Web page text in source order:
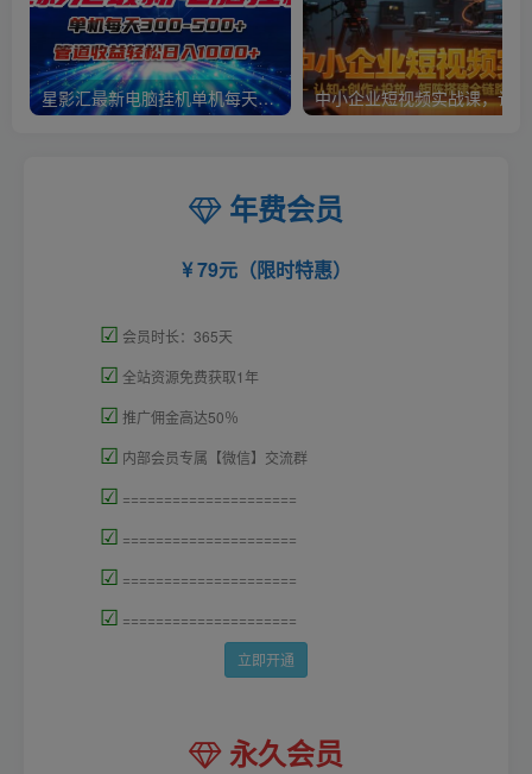
星影汇最新电脑挂机单机每天300+团队管道收益轻松日入1000+
年费会员
79元（限时特惠）
☑ 会员时长：365天
☑ 全站资源免费获取1年
☑ 推广佣金高达50％
☑ 内部会员专属【微信】交流群
☑ =====================
☑ =====================
☑ =====================
☑ =====================
立即开通
永久会员